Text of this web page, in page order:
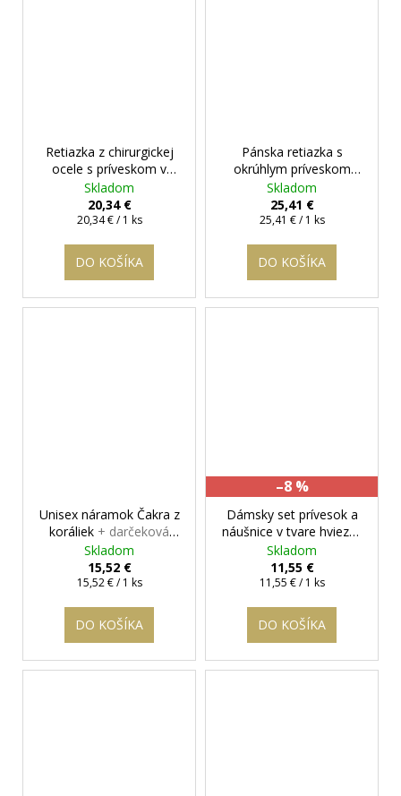
Retiazka z chirurgickej
ocele s príveskom v
čiernej farbe
darčeková krabička
zadarmo
Skladom
20,34 €
Jednotková
20,34 € / 1 ks
DO KOŠÍKA
Pánska retiazka s
okrúhlym príveskom
draka z ocele v čiernej
farbe+ darčeková
krabička zadarmo
Skladom
25,41 €
Jednotková
25,41 € / 1 ks
DO KOŠÍKA
Unisex náramok Čakra z
koráliek + darčeková
krabička zadarmo
Skladom
15,52 €
Jednotková
15,52 € / 1 ks
DO KOŠÍKA
–8 %
Dámsky set prívesok a
náušnice v tvare hviezdy
Silver Star+ darčeková
krabička zadarmo
Skladom
11,55 €
Jednotková
11,55 € / 1 ks
DO KOŠÍKA